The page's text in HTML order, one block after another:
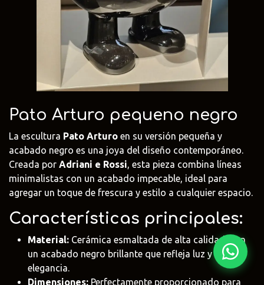
Pato Arturo pequeno negro
La escultura Pato Arturo en su versión pequeña y
acabado negro es una joya del diseño contemporáneo.
Creada por Adriani e Rossi, esta pieza combina líneas
minimalistas con un acabado impecable, ideal para
agregar un toque de frescura y estilo a cualquier espacio.
Características principales:
Material: Cerámica esmaltada de alta calidad, con
un acabado negro brillante que refleja luz y
elegancia.
Dimensiones: Perfectamente proporcionado para
Franke
@franke.uy
Duravit
@tilobath
Fima Carlo
Frattini
@fima.uruguay
Adriani e
Rossi
@linie.uy